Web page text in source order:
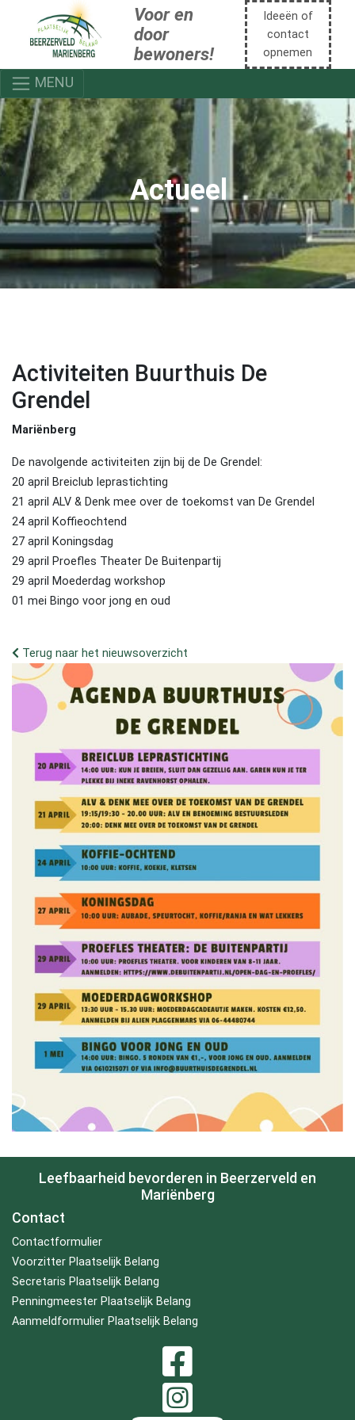
Voor en
door
bewoners!
Ideeën of
contact
opnemen
MENU
Actueel
Activiteiten Buurthuis De
Grendel
Mariënberg
De navolgende activiteiten zijn bij de De Grendel:
20 april Breiclub leprastichting
21 april ALV & Denk mee over de toekomst van De Grendel
24 april Koffieochtend
27 april Koningsdag
29 april Proefles Theater De Buitenpartij
29 april Moederdag workshop
01 mei Bingo voor jong en oud
Terug naar het nieuwsoverzicht
Leefbaarheid bevorderen in Beerzerveld en
Mariënberg
Contact
Contactformulier
Voorzitter Plaatselijk Belang
Secretaris Plaatselijk Belang
Penningmeester Plaatselijk Belang
Aanmeldformulier Plaatselijk Belang